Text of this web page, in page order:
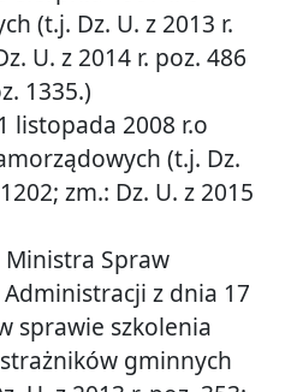
(t.j. Dz. U. z 2013 r.
U. z 2014 r. poz. 486
1335.)
listopada 2008 r.o
(t.j. Dz.
zm.: Dz. U. z 2015
Spraw
z dnia 17
sprawie szkolenia
gminnych